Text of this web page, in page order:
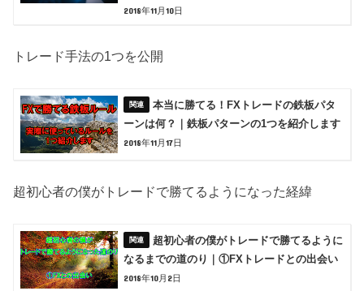
2018年11月10日
トレード手法の1つを公開
本当に勝てる！FXトレードの鉄板パタ
ーンは何？｜鉄板パターンの1つを紹介します
2018年11月17日
超初心者の僕がトレードで勝てるようになった経緯
超初心者の僕がトレードで勝てるように
なるまでの道のり｜①FXトレードとの出会い
2018年10月2日